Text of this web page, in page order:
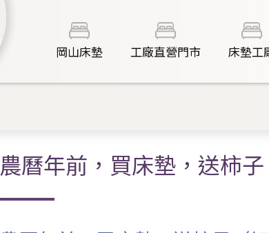
岡山床墊 工廠直營門市 床墊工
農曆年前，買床墊，送柿子